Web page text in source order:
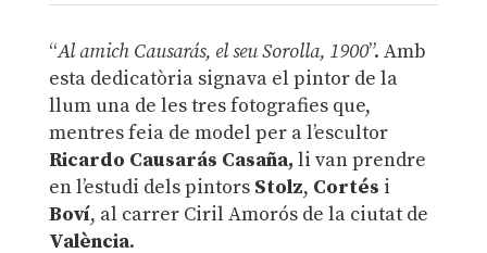
“Al amich Causarás, el seu Sorolla, 1900”. Amb
esta dedicatòria signava el pintor de la
llum una de les tres fotografies que,
mentres feia de model per a l’escultor
Ricardo Causarás Casaña, li van prendre
en l’estudi dels pintors Stolz, Cortés i
Boví, al carrer Ciril Amorós de la ciutat de
València.